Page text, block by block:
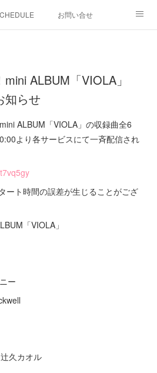
お問い合せ
ALBUM「VIOLA」
知らせ
ALBUM「VIOLA」の収録曲全6
より各サービスにて一斉配信され
ート時間の誤差が生じることがござ
「VIOLA」
ー
久カオル